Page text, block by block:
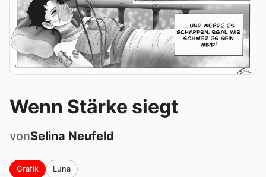
Wenn Stärke siegt
vonSelina Neufeld
Grafik Luna